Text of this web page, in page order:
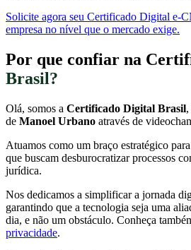
Solicite agora seu Certificado Digital e-
empresa no nível que o mercado exige.
Por que confiar na
Brasil?
Olá, somos a Certificado Digital Brasil
de Manoel Urbano através de
Atuamos como um braço estratégico
que buscam desburocratizar processos
jurídica.
Nos dedicamos a simplificar a jornada
garantindo que a tecnologia seja uma
dia, e não um obstáculo. Conheça
privacidade.